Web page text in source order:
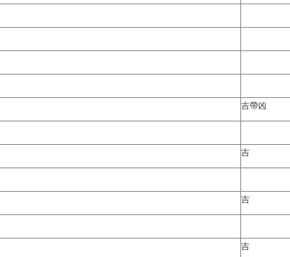
吉帶凶
吉
吉
吉